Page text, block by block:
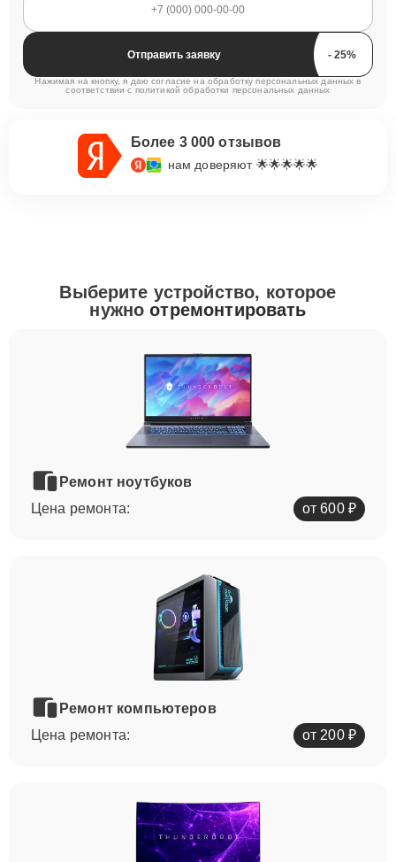
Отправить заявку
Нажимая на кнопку, я даю согласие на обработку персональных данных в
соответствии с политикой обработки персональных данных
Более 3 000 отзывов
нам доверяют 🌟🌟🌟🌟🌟
Выберите устройство, которое
нужноотремонтировать
Ремонт ноутбуков
Цена ремонта:
от 600 ₽
Ремонт компьютеров
Цена ремонта:
от 200 ₽